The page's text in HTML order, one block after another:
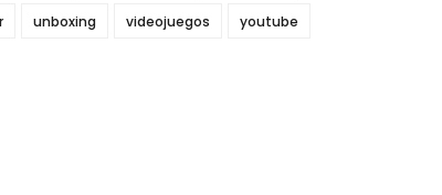
unboxing videojuegos youtube